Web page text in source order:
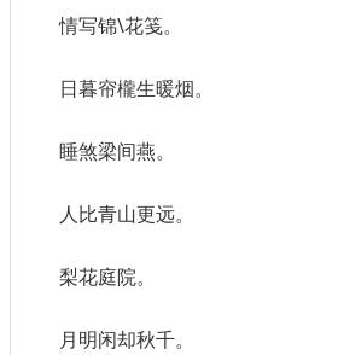
情写锦\花笺。
日暮帘櫳生暖烟。
睡煞梁间燕。
人比青山更远。
梨花庭院。
月明闲却秋千。